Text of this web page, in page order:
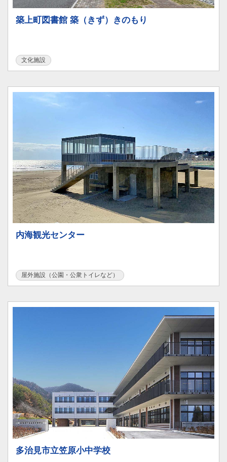
築上町図書館 築（きず）きのもり
文化施設
内海観光センター
屋外施設（公園・公衆トイレなど）
多治見市立笠原小中学校